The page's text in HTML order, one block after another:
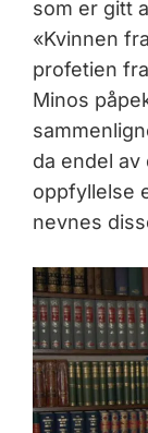
som er gitt
«Kvinnen
profetien
Minos
da endel
oppfyllelse
nevnes